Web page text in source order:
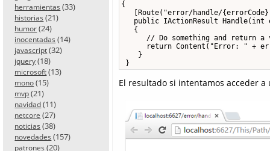
herramientas (33)
historias (21)
humor (24)
inocentadas (14)
javascript (32)
jquery (18)
microsoft (13)
mono (15)
mvp (21)
navidad (11)
netcore (27)
noticias (38)
novedades (157)
patrones (20)
{
[Route("error/handle/
public IActionResult Handle(int
   {
// Do something and return a
return Content("Error: " +
    }
}
El resultado si intentamos acceder